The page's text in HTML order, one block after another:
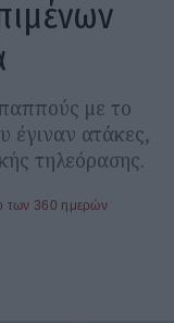
με το
έγιναν ατάκες,
τηλεόρασης.
των 360 ημερών